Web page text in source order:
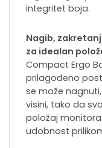
integritet boja.
Nagib,
za idealan
Compact Ergo
prilagođeno
se može
visini, tako da
položaj
udobnost